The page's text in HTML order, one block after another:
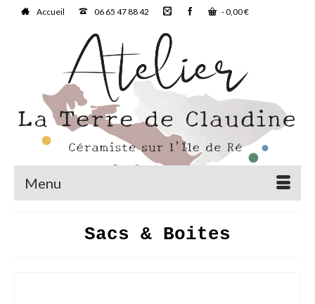
Accueil 06 65 47 88 42 -0,00€
Menu
Sacs & Boites